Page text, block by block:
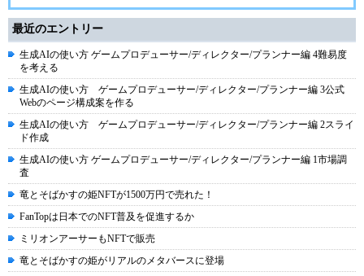
最近のエントリー
生成AIの使い方 ゲームプロデューサー/ディレクター/プランナー編 4難易度
を考える
生成AIの使い方 ゲームプロデューサー/ディレクター/プランナー編 3公式
Webのページ構成案を作る
生成AIの使い方 ゲームプロデューサー/ディレクター/プランナー編 2スライ
ド作成
生成AIの使い方 ゲームプロデューサー/ディレクター/プランナー編 1市場調
査
竜とそばかすの姫NFTが1500万円で売れた！
FanTopは日本でのNFT普及を促進するか
ミリオンアーサーもNFTで販売
竜とそばかすの姫がリアルのメタバースに登場